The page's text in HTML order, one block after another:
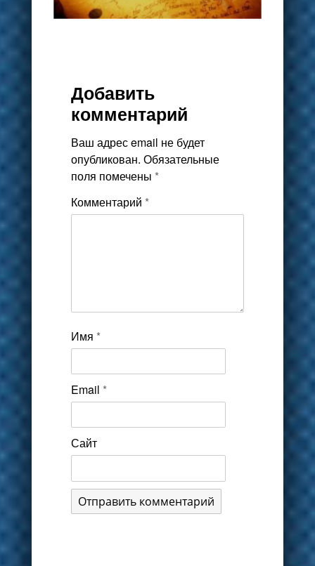
Добавить
комментарий
Ваш адрес email не будет
опубликован. Обязательные
поля помечены *
Комментарий *
Имя *
Email *
Сайт